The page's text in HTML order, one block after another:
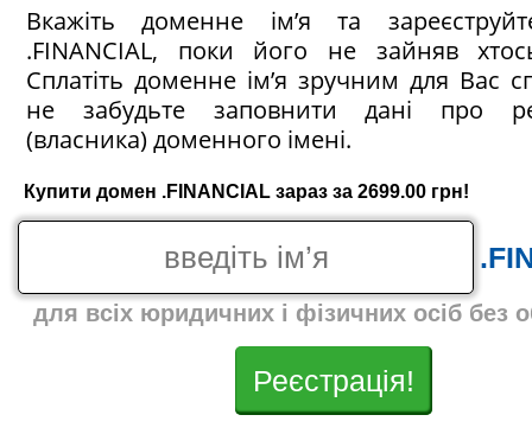
Вкажіть доменне ім’я та
.FINANCIAL, поки його не зайняв
Сплатіть доменне ім’я зручним для Вас
не забудьте заповнити дані про
(власника) доменного імені.
Купити домен .FINANCIAL зараз за 2699.00 грн!
для всіх юридичних і фізичних осіб без
Реєстрація!